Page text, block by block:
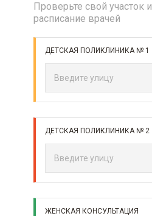
Проверьте свой участок и
расписание врачей
ДЕТСКАЯ ПОЛИКЛИНИКА № 1
ДЕТСКАЯ ПОЛИКЛИНИКА № 2
ЖЕНСКАЯ КОНСУЛЬТАЦИЯ